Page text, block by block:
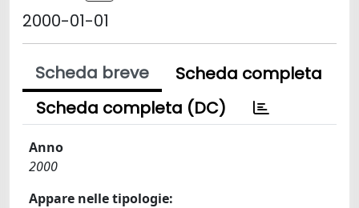
2000-01-01
Scheda breve
Scheda completa
Scheda completa (DC)
Anno
2000
Appare nelle tipologie: